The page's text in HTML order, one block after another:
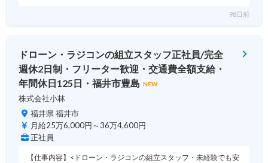
98日前
ドローン・ラジコンの組立スタッフ正社員/完全
週休2日制・フリーター歓迎・交通費全額支給・
年間休日125日・福井市豊島 NEW
株式会社小林
福井県 福井市
月給25万6,000円～36万4,600円
正社員
【仕事内容】<ドローン・ラジコンの組立スタッフ・未経験でも安